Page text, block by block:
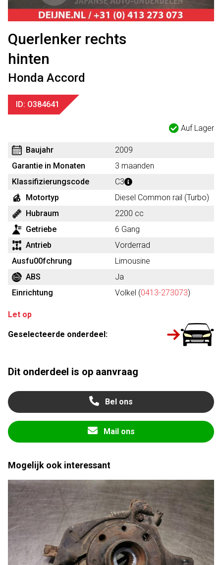
Querlenker rechts
hinten
Honda Accord
ID: O384641
Auf Lager
Baujahr
2009
Garantie in Monaten
3 maanden
Klassifizierungscode
C3
Motortyp
Diesel Common rail (Turbo)
Hubraum
2200 cc
Getriebe
6 Gang
Antrieb
Vorderrad
Ausfu00fchrung
Limousine
ABS
Ja
Einrichtung
Volkel (0413-273073)
Let op
Geselecteerde onderdeel:
Dit onderdeel is op aanvraag
Bel ons
Mail ons
Mogelijk ook interessant